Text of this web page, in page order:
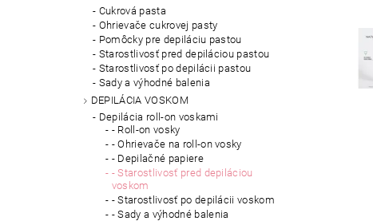
Cukrová pasta
Ohrievače cukrovej pasty
Pomôcky pre depiláciu pastou
Starostlivosť pred depiláciou pastou
Starostlivosť po depilácii pastou
Sady a výhodné balenia
DEPILÁCIA VOSKOM
Depilácia roll-on voskami
- Roll-on vosky
- Ohrievače na roll-on vosky
- Depilačné papiere
- Starostlivosť pred depiláciou
voskom
- Starostlivosť po depilácii voskom
- Sady a výhodné balenia